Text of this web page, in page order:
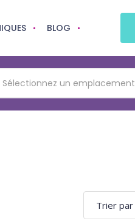
BLOG
Sélectionnez un emplacement